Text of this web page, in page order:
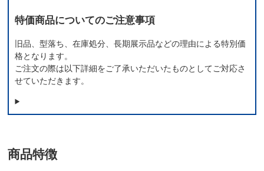
特価商品についてのご注意事項
旧品、型落ち、在庫処分、長期展示品などの理由による特別価
格となります。
ご注文の際は以下詳細をご了承いただいたものとしてご対応さ
せていただきます。
商品特徴